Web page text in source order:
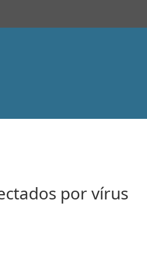
por vírus